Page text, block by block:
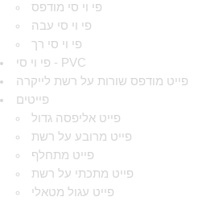
פי וי סי מודפס
פי וי סי עבה
פי וי סי רך
פי וי סי - PVC
פייט מודפס שורות על רשת לייקרה
פייטים
פייט אליפסה גדול
פייט מרובע על רשת
פייט מתחלף
פייט מתכתי על רשת
פייט עגול מטאלי